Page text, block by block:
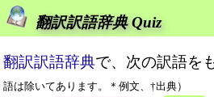
翻訳訳語辞典 Quiz
翻訳訳語辞典で、次の訳語を
語は除いてあります。＊例文、†出典）